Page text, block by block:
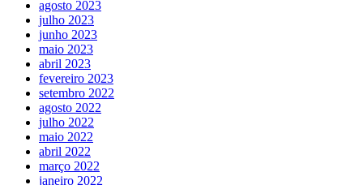
agosto 2023
julho 2023
junho 2023
maio 2023
abril 2023
fevereiro 2023
setembro 2022
agosto 2022
julho 2022
maio 2022
abril 2022
março 2022
janeiro 2022